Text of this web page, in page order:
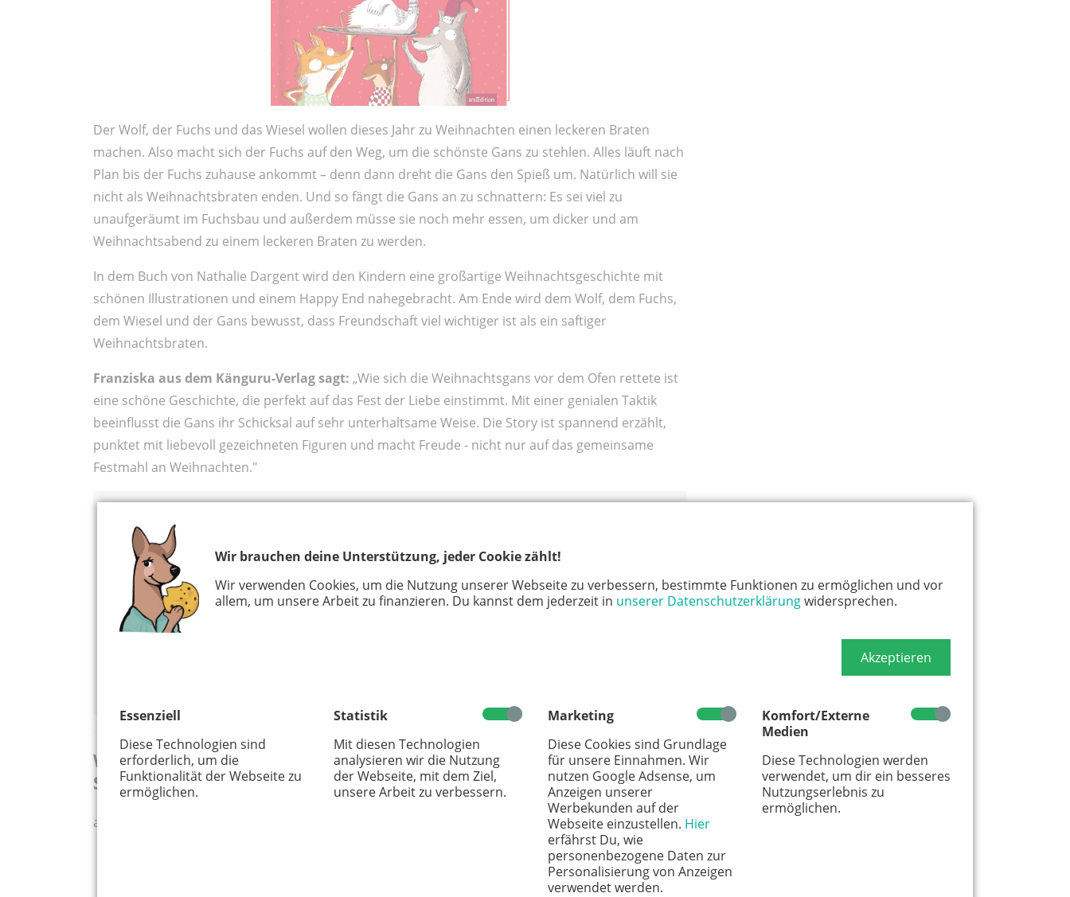
Wir brauchen deine Unterstützung, jeder Cookie zählt!
Wir verwenden Cookies, um die Nutzung unserer Webseite zu verbessern, bestimmte Funktionen zu ermöglichen und vor
allem, um unsere Arbeit zu finanzieren. Du kannst dem jederzeit in unserer Datenschutzerklärungwidersprechen.
Akzeptieren
Essenziell
Diese Technologien sind
erforderlich, um die
Funktionalität der Webseite zu
ermöglichen.
Statistik
Mit diesen Technologien
analysieren wir die Nutzung
der Webseite, mit dem Ziel,
unsere Arbeit zu verbessern.
Marketing
Diese Cookies sind Grundlage
für unsere Einnahmen. Wir
nutzen Google Adsense, um
Anzeigen unserer
Werbekunden auf der
Webseite einzustellen. Hier
erfährst Du, wie
personenbezogene Daten zur
Personalisierung von Anzeigen
verwendet werden.
Komfort/Externe
Medien
Diese Technologien werden
verwendet, um dir ein besseres
Nutzungserlebnis zu
ermöglichen.
Der Wolf, der Fuchs und das Wiesel wollen dieses Jahr zu Weihnachten einen leckeren Braten
machen. Also macht sich der Fuchs auf den Weg, um die schönste Gans zu stehlen. Alles läuft nach
Plan bis der Fuchs zuhause ankommt – denn dann dreht die Gans den Spieß um. Natürlich will sie
nicht als Weihnachtsbraten enden. Und so fängt die Gans an zu schnattern: Es sei viel zu
unaufgeräumt im Fuchsbau und außerdem müsse sie noch mehr essen, um dicker und am
Weihnachtsabend zu einem leckeren Braten zu werden.
In dem Buch von Nathalie Dargent wird den Kindern eine großartige Weihnachtsgeschichte mit
schönen Illustrationen und einem Happy End nahegebracht. Am Ende wird dem Wolf, dem Fuchs,
dem Wiesel und der Gans bewusst, dass Freundschaft viel wichtiger ist als ein saftiger
Weihnachtsbraten.
Franziska aus dem Känguru-Verlag sagt: „Wie sich die Weihnachtsgans vor dem Ofen rettete ist
eine schöne Geschichte, die perfekt auf das Fest der Liebe einstimmt. Mit einer genialen Taktik
beeinflusst die Gans ihr Schicksal auf sehr unterhaltsame Weise. Die Story ist spannend erzählt,
punktet mit liebevoll gezeichneten Figuren und macht Freude - nicht nur auf das gemeinsame
Festmahl an Weihnachten."
Autor:in: Nathalie Dargent
Illustrationen:
arsEdition
Erscheinungsdatum: 8.10.2024
Weißt du eigentlich, wie lieb ich dich hab?…wenn die
Schneeflocken fallen
ab 3 Jahren